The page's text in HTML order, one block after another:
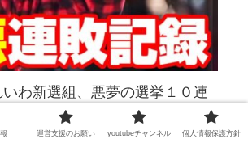
いわ新選組、悪夢の選挙１０連
八幡愛ら無能幹部の応援が激し
展開へ【KSLチャンネル】
運営支援のお願い youtubeチャンネル 個人情報保護方針